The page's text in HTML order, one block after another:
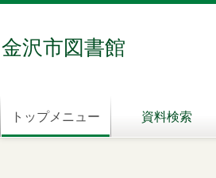
金沢市図書館
トップメニュー 資料検索